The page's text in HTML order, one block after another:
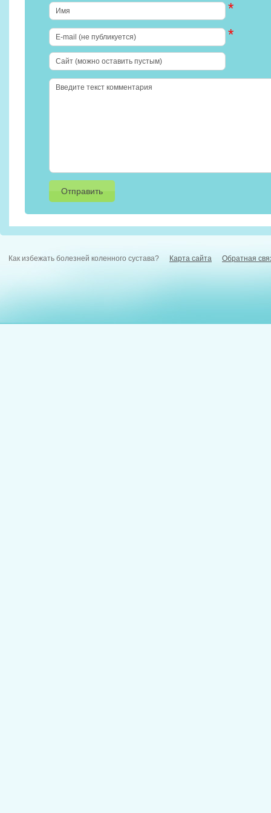
*
*
Как избежать болезней коленного сустава? Карта сайта Обратная